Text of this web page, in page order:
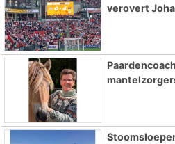
verovert